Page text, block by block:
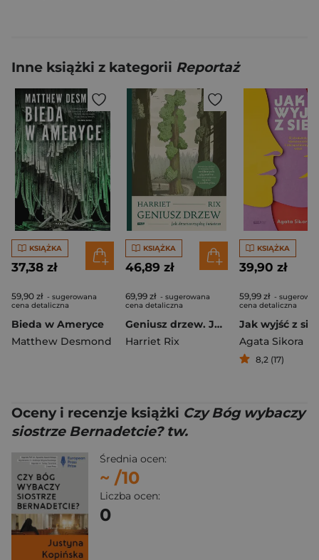
Inne książki z kategorii Reportaż
KSIĄŻKA
37,38 zł
59,90 zł - sugerowana
cena detaliczna
Bieda w Ameryce
Matthew Desmond
KSIĄŻKA
46,89 zł
69,99 zł - sugerowana
cena detaliczna
Geniusz drzew. Jak drzewa rządzą światem
Harriet Rix
KSIĄŻKA
39,90 zł
59,99 zł -
cena detaliczna
Agata Sikora
8,2 (17)
Oceny i recenzje książki Czy Bóg wybaczy
siostrze Bernadetcie? tw.
Średnia ocen:
~ /10
Liczba ocen:
0